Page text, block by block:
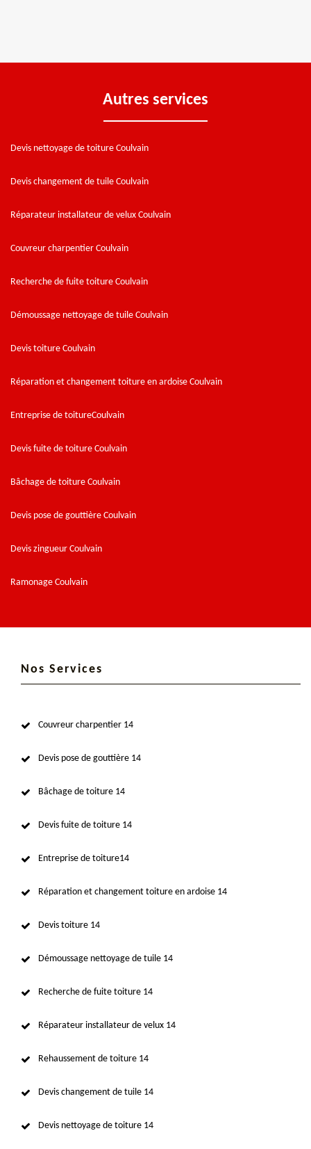
Autres services
Devis nettoyage de toiture Coulvain
Devis changement de tuile Coulvain
Réparateur installateur de velux Coulvain
Couvreur charpentier Coulvain
Recherche de fuite toiture Coulvain
Démoussage nettoyage de tuile Coulvain
Devis toiture Coulvain
Réparation et changement toiture en ardoise Coulvain
Entreprise de toitureCoulvain
Devis fuite de toiture Coulvain
Bâchage de toiture Coulvain
Devis pose de gouttière Coulvain
Devis zingueur Coulvain
Ramonage Coulvain
Nos Services
Couvreur charpentier 14
Devis pose de gouttière 14
Bâchage de toiture 14
Devis fuite de toiture 14
Entreprise de toiture14
Réparation et changement toiture en ardoise 14
Devis toiture 14
Démoussage nettoyage de tuile 14
Recherche de fuite toiture 14
Réparateur installateur de velux 14
Rehaussement de toiture 14
Devis changement de tuile 14
Devis nettoyage de toiture 14